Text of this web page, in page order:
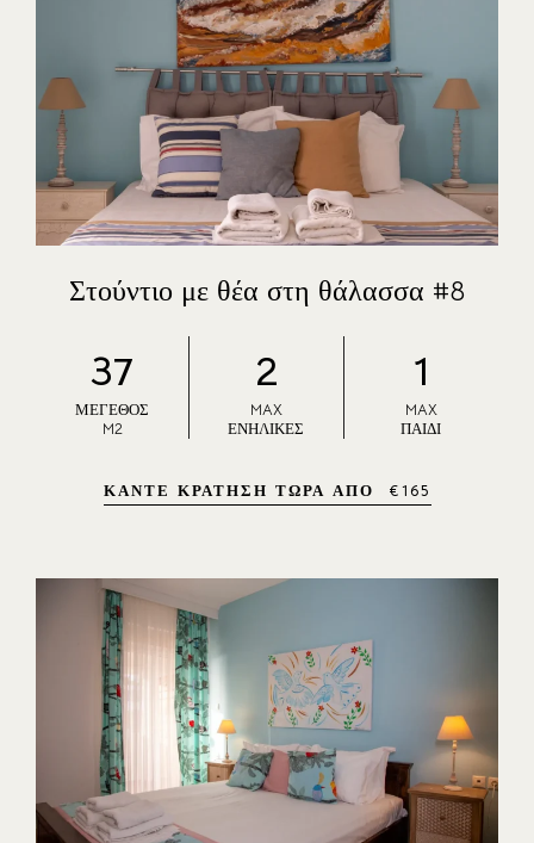
Στούντιο με θέα στη θάλασσα #8
37
ΜΈΓΕΘΟΣ
M2
2
MAX
ΕΝΉΛΙΚΕΣ
1
MAX
ΠΑΙΔΊ
ΚΆΝΤΕ ΚΡΆΤΗΣΗ ΤΏΡΑ ΑΠΌ €165
ΕΠΙΚΟΙΝΩΝΙΑ
ΘΕΣΕΙΣ ΕΡΓΑΣΙΑΣ